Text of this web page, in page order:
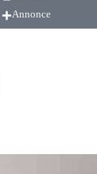
Annonce